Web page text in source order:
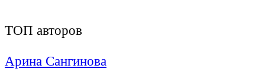
ТОП авторов
Арина Сангинова